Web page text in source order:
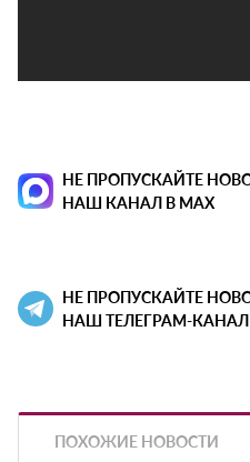
НЕ ПРОПУСКАЙТЕ
НАШ КАНАЛ В MAX
НЕ ПРОПУСКАЙТЕ
НАШ ТЕЛЕГРАМ-КАНАЛ
ПОХОЖИЕ НОВОСТИ